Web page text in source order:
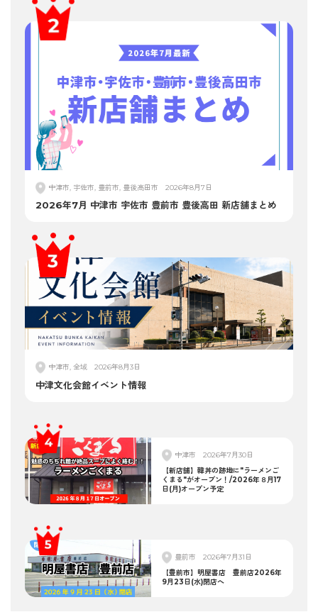
中津市, 宇佐市, 豊前市, 豊後高田市 2026年8月7日
2026年7月 中津市 宇佐市 豊前市 豊後高田 新店舗まとめ
中津市, 全域 2026年8月3日
中津文化会館イベント情報
中津市
2026年7月30日
【新店舗】韓丼の跡地に"ラーメンご
くまる"がオープン！/2026年８月17
日(月)オープン予定
豊前市
2026年7月31日
【豊前市】明屋書店 豊前店2026年
9月23日(水)閉店へ